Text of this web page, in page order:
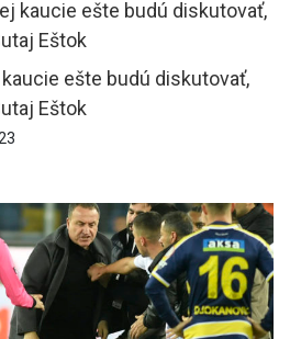
ešte budú diskutovať,
Eštok